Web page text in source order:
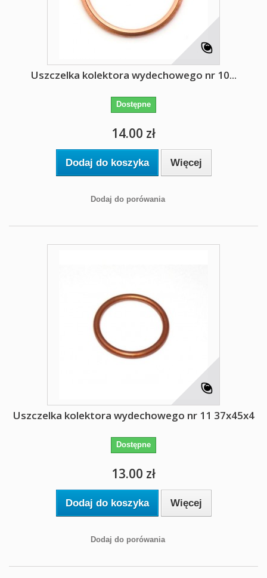
Uszczelka kolektora wydechowego nr 10...
Dostępne
14.00 zł
Dodaj do koszyka Więcej
Dodaj do porówania
Uszczelka kolektora wydechowego nr 11 37x45x4
Dostępne
13.00 zł
Dodaj do koszyka Więcej
Dodaj do porówania